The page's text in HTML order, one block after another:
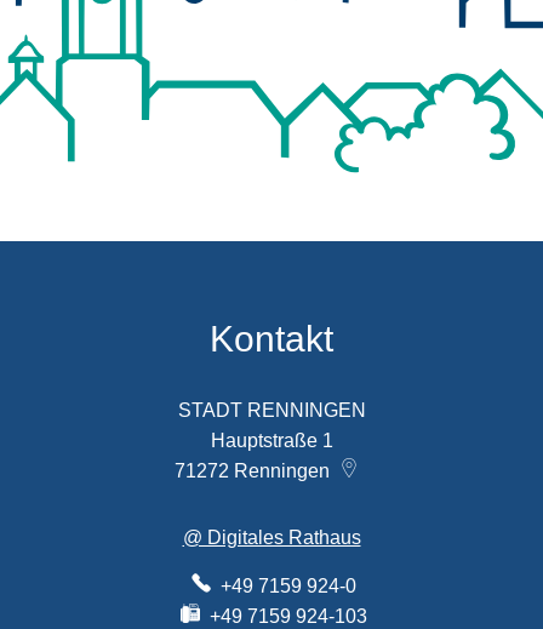
Kontakt
STADT RENNINGEN
Hauptstraße 1
71272 Renningen
@ Digitales Rathaus
+49 7159 924-0
+49 7159 924-103